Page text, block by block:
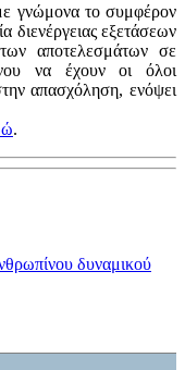
γνώμονα το συμφέρον
διενέργειας εξετάσεων
αποτελεσμάτων σε
να έχουν οι όλοι
απασχόληση, ενόψει
.